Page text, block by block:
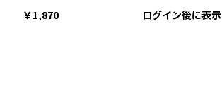
1,870 ログイン後に表示